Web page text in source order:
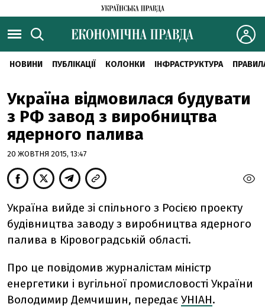
НОВИНИ ПУБЛІКАЦІЇ КОЛОНКИ ІНФРАСТРУКТУРА
Україна відмовилася будувати
з РФ завод з виробництва
ядерного палива
20 ЖОВТНЯ 2015, 13:47
Україна вийде зі спільного з Росією проекту
будівництва заводу з виробництва ядерного
палива в Кіровоградській області.
Про це повідомив журналістам міністр
енергетики і вугільної промисловості України
Володимир Демчишин, передає УНІАН.